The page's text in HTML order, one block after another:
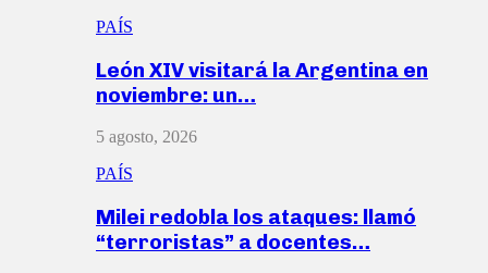
PAÍS
León XIV visitará la Argentina en
noviembre: un…
5 agosto, 2026
PAÍS
Milei redobla los ataques: llamó
“terroristas” a docentes…